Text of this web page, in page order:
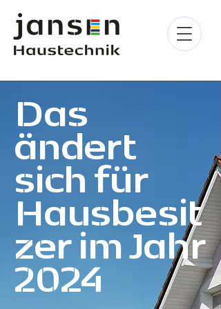
Das
ändert
sich für
Hausbesit
zer im Jahr
2024